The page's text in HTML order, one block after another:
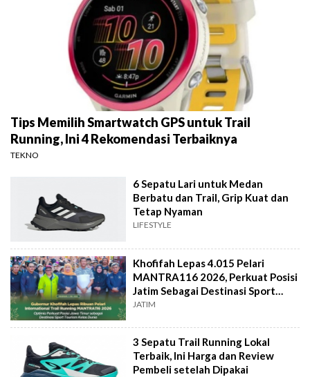
Tips Memilih Smartwatch GPS untuk Trail
Running, Ini 4 Rekomendasi Terbaiknya
TEKNO
6 Sepatu Lari untuk Medan
Berbatu dan Trail, Grip Kuat dan
Tetap Nyaman
LIFESTYLE
Khofifah Lepas 4.015 Pelari
MANTRA116 2026, Perkuat Posisi
Jatim Sebagai Destinasi Sport
Tourism
JATIM
3 Sepatu Trail Running Lokal
Terbaik, Ini Harga dan Review
Pembeli setelah Dipakai